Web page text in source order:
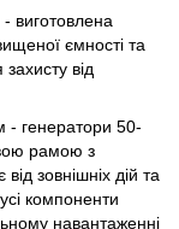
виготовлена
ємності та
від
- генератори 50-
рамою з
зовнішніх дій та
компоненти
навантаженні